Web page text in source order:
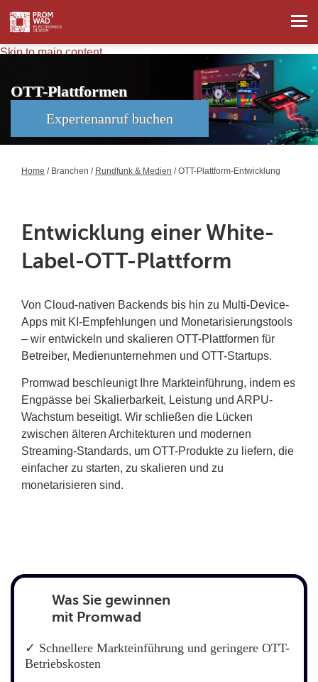
Skip to main content
OTT-Plattformen
Expertenanruf buchen
Home / Branchen / Rundfunk & Medien / OTT-Plattform-Entwicklung
Entwicklung einer White-
Label-OTT-Plattform
Von Cloud-nativen Backends bis hin zu Multi-Device-
Apps mit KI-Empfehlungen und Monetarisierungstools
– wir entwickeln und skalieren OTT-Plattformen für
Betreiber, Medienunternehmen und OTT-Startups.
Promwad beschleunigt Ihre Markteinführung, indem es
Engpässe bei Skalierbarkeit, Leistung und ARPU-
Wachstum beseitigt. Wir schließen die Lücken
zwischen älteren Architekturen und modernen
Streaming-Standards, um OTT-Produkte zu liefern, die
einfacher zu starten, zu skalieren und zu
monetarisieren sind.
Was Sie gewinnen
mit Promwad
✓ Schnellere Markteinführung und geringere OTT-
Betriebskosten